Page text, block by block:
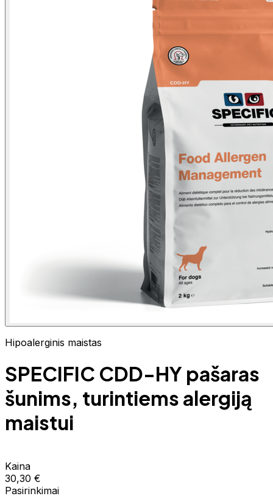
Hipoalerginis maistas
SPECIFIC CDD-HY pašaras
šunims, turintiems alergiją
maistui
Kaina
30,30 €
Pasirinkimai